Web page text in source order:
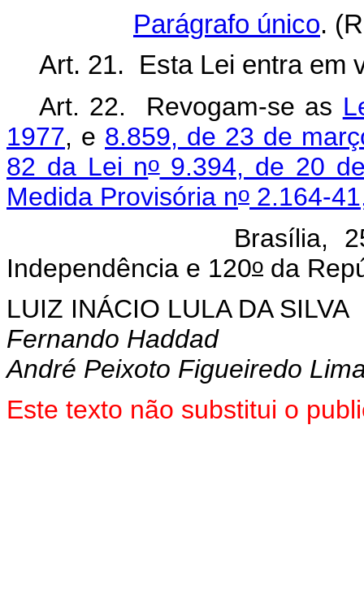
Parágrafo único.
Art. 21. Esta Lei entra em
Art. 22. Revogam-se as
1977, e 8.859, de 23 de
82 da Lei no9.394, de 20
Medida Provisória no 2.164-
Brasília, 25 de
Independência e 120o da
LUIZ INÁCIO LULA DA SILVA
Fernando Haddad
André Peixoto Figueiredo
Este texto não substitui o